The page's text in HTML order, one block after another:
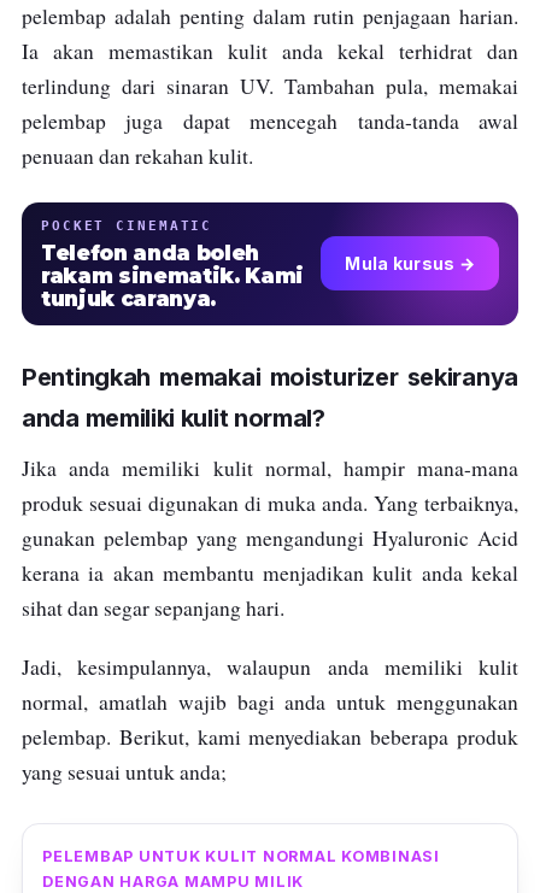
pelembap adalah penting dalam rutin penjagaan harian.
Ia akan memastikan kulit anda kekal terhidrat dan
terlindung dari sinaran UV. Tambahan pula, memakai
pelembap juga dapat mencegah tanda-tanda awal
penuaan dan rekahan kulit.
POCKET CINEMATIC
Telefon anda boleh
rakam sinematik. Kami
tunjuk caranya.
Mula kursus →
Pentingkah memakai moisturizer sekiranya
anda memiliki kulit normal?
Jika anda memiliki kulit normal, hampir mana-mana
produk sesuai digunakan di muka anda. Yang terbaiknya,
gunakan pelembap yang mengandungi Hyaluronic Acid
kerana ia akan membantu menjadikan kulit anda kekal
sihat dan segar sepanjang hari.
Jadi, kesimpulannya, walaupun anda memiliki kulit
normal, amatlah wajib bagi anda untuk menggunakan
pelembap. Berikut, kami menyediakan beberapa produk
yang sesuai untuk anda;
PELEMBAP UNTUK KULIT NORMAL KOMBINASI
DENGAN HARGA MAMPU MILIK